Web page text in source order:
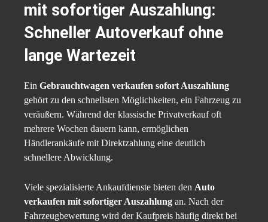
mit sofortiger Auszahlung:
Schneller Autoverkauf ohne
lange Wartezeit
Ein Gebrauchtwagen verkaufen sofort Auszahlung
gehört zu den schnellsten Möglichkeiten, ein Fahrzeug zu
veräußern. Während der klassische Privatverkauf oft
mehrere Wochen dauern kann, ermöglichen
Händlerankäufe mit Direktzahlung eine deutlich
schnellere Abwicklung.
Viele spezialisierte Ankaufdienste bieten den Auto
verkaufen mit sofortiger Auszahlung an. Nach der
Fahrzeugbewertung wird der Kaufpreis häufig direkt bei